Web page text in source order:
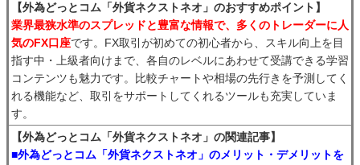
【外為どっとコム「外貨ネクストネオ」のおすすめポイント】
業界最狭水準のスプレッドと豊富な情報で、多くのトレーダーに人
気のFX口座です。FX取引が初めての初心者から、スキル向上を目
指す中・上級者向けまで、各自のレベルにあわせて受講できる学習
コンテンツも魅力です。比較チャートや相場の先行きを予測してく
れる機能など、取引をサポートしてくれるツールも充実していま
す。
【外為どっとコム「外貨ネクストネオ」の関連記事】
■外為どっとコム「外貨ネクストネオ」のメリット・デメリットを